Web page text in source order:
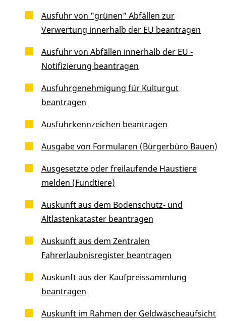
Ausfuhr von "grünen" Abfällen zur
Verwertung innerhalb der EU beantragen
Ausfuhr von Abfällen innerhalb der EU -
Notifizierung beantragen
Ausfuhrgenehmigung für Kulturgut
beantragen
Ausfuhrkennzeichen beantragen
Ausgabe von Formularen (Bürgerbüro Bauen)
Ausgesetzte oder freilaufende Haustiere
melden (Fundtiere)
Auskunft aus dem Bodenschutz- und
Altlastenkataster beantragen
Auskunft aus dem Zentralen
Fahrerlaubnisregister beantragen
Auskunft aus der Kaufpreissammlung
beantragen
Auskunft im Rahmen der Geldwäscheaufsicht